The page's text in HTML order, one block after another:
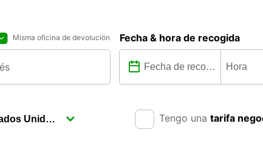
Misma oficina de devolución Fecha & hora de recogida
Tengo una tarifa